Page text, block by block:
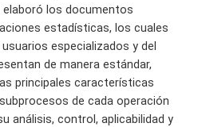
los documentos
estadísticas, los cuales
especializados y del
de manera estándar,
principales características
de cada operación
análisis, control, aplicabilidad y